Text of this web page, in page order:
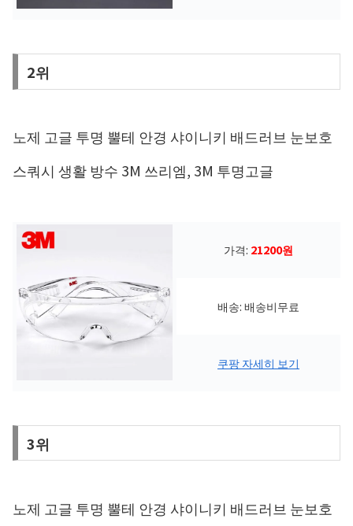
2위
노제 고글 투명 뿔테 안경 샤이니키 배드러브 눈보호
스쿼시 생활 방수 3M 쓰리엠, 3M 투명고글
가격: 21200원
배송: 배송비무료
쿠팡 자세히 보기
3위
노제 고글 투명 뿔테 안경 샤이니키 배드러브 눈보호